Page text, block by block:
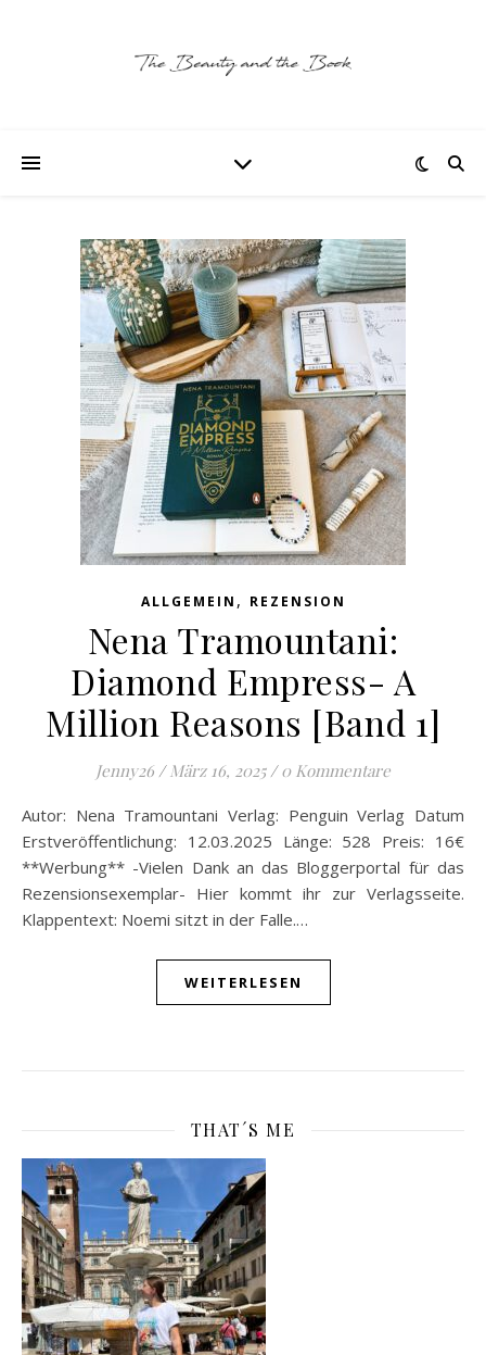
ALLGEMEIN , REZENSION
Nena Tramountani:
Diamond Empress- A
Million Reasons [Band 1]
Jenny26 / März 16, 2025 / 0 Kommentare
Autor: Nena Tramountani Verlag: Penguin Verlag Datum
Erstveröffentlichung: 12.03.2025 Länge: 528 Preis: 16€
**Werbung** -Vielen Dank an das Bloggerportal für das
Rezensionsexemplar- Hier kommt ihr zur Verlagsseite.
Klappentext: Noemi sitzt in der Falle.…
WEITERLESEN
THAT´S ME